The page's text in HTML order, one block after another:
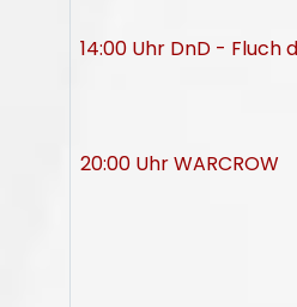
14:00 Uhr DnD - Fluch
20:00 Uhr WARCROW